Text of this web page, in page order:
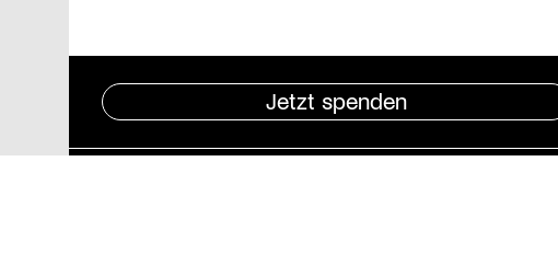
Jetzt spenden